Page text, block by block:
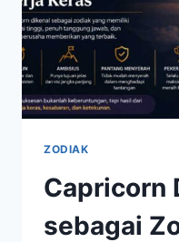
ZODIAK
Capricorn
sebagai